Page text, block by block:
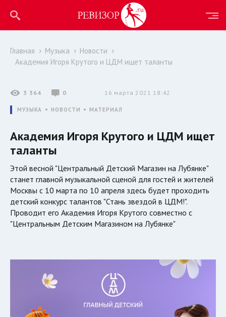
Главная Музыка
Новости
Академия Игоря Крутого и ЦДМ ищет таланты
3 364 0 16 марта 2021 18:42
МУЗЫКА НОВОСТИ МАТЕРИАЛ
Академия Игоря Крутого и ЦДМ ищет
таланты
Этой весной "Центральный Детский Магазин на Лубянке"
станет главной музыкальной сценой для гостей и жителей
Москвы с 10 марта по 10 апреля здесь будет проходить
детский конкурс талантов "Стань звездой в ЦДМ!".
Проводит его Академия Игоря Крутого совместно с
"Центральным Детским Магазином на Лубянке"